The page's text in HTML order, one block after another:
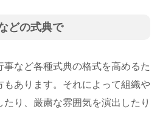
どの式典で
事など各種式典の格式を高めるた
もあります。それによって組織や
り、厳粛な雰囲気を演出したり